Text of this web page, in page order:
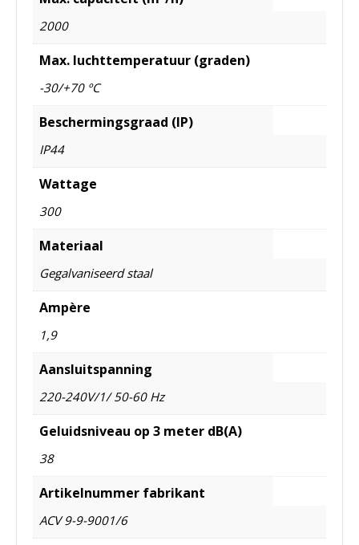
2000
Max. luchttemperatuur (graden)
-30/+70 ºC
Beschermingsgraad (IP)
IP44
Wattage
300
Materiaal
Gegalvaniseerd staal
Ampère
1,9
Aansluitspanning
220-240V/1/ 50-60 Hz
Geluidsniveau op 3 meter dB(A)
38
Artikelnummer fabrikant
ACV 9-9-9001/6